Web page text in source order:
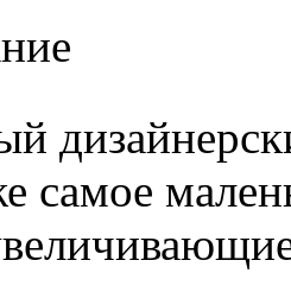
самое